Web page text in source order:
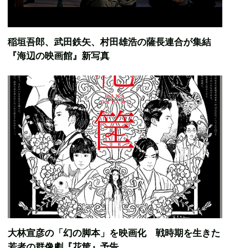
稲垣吾郎、武田鉄矢、村田雄浩の薩長連合が集結
『海辺の映画館』新写真
大林宣彦の「幻の脚本」を映画化 戦時期を生きた